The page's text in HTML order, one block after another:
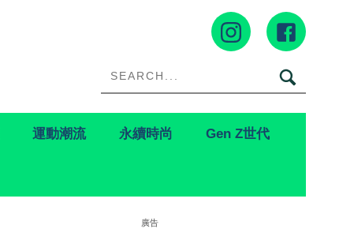
運動潮流 永續時尚 Gen Z世代
廣告